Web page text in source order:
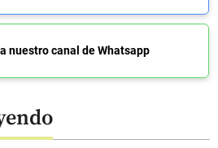
nuestro canal de Whatsapp